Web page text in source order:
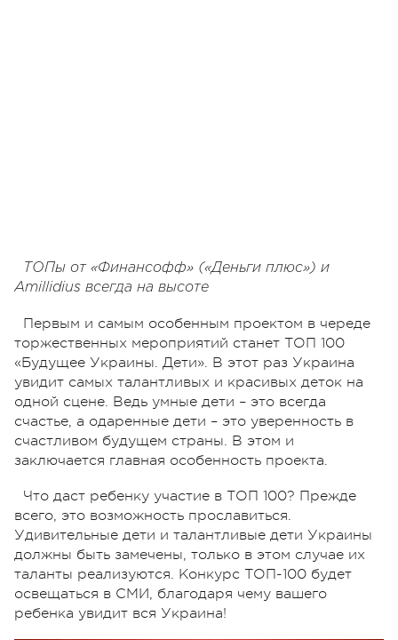
ТОПы от «Финансофф» («Деньги плюс») и
Amillidius всегда на высоте
Первым и самым особенным проектом в череде
торжественных мероприятий станет ТОП 100
«Будущее Украины. Дети». В этот раз Украина
увидит самых талантливых и красивых деток на
одной сцене. Ведь умные дети – это всегда
счастье, а одаренные дети – это уверенность в
счастливом будущем страны. В этом и
заключается главная особенность проекта.
Что даст ребенку участие в ТОП 100? Прежде
всего, это возможность прославиться.
Удивительные дети и талантливые дети Украины
должны быть замечены, только в этом случае их
таланты реализуются. Конкурс ТОП-100 будет
освещаться в СМИ, благодаря чему вашего
ребенка увидит вся Украина!